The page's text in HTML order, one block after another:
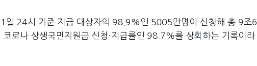
일 24시 기준 지급 대상자의 98.9%인 5005만명이 신청해 총 9조6
로나 상생국민지원금 신청·지급률인 98.7%를 상회하는 기록이라